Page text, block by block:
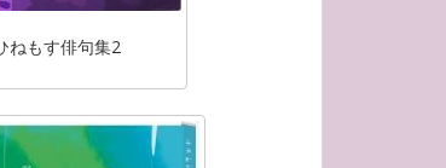
ねもす俳句集2